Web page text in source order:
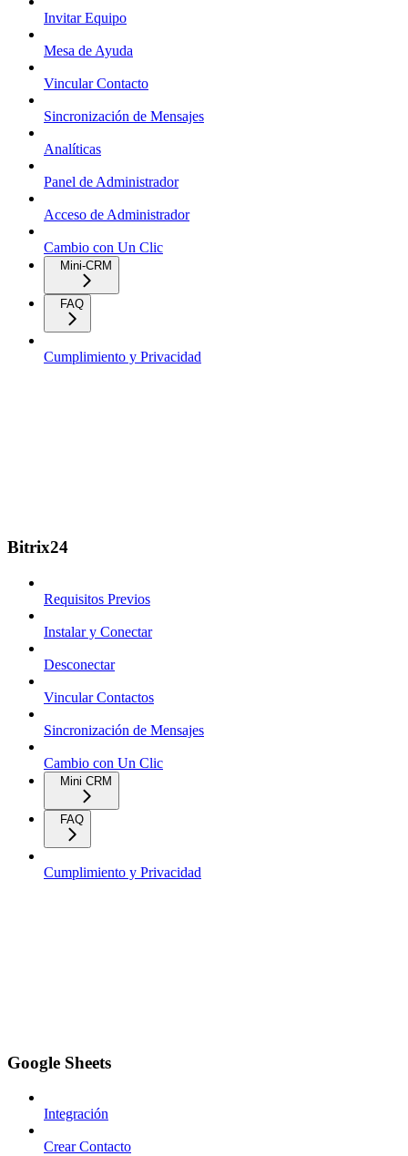
Invitar Equipo
Mesa de Ayuda
Vincular Contacto
Sincronización de Mensajes
Analíticas
Panel de Administrador
Acceso de Administrador
Cambio con Un Clic
Mini-CRM
FAQ
Cumplimiento y Privacidad
Bitrix24
Requisitos Previos
Instalar y Conectar
Desconectar
Vincular Contactos
Sincronización de Mensajes
Cambio con Un Clic
Mini CRM
FAQ
Cumplimiento y Privacidad
Google Sheets
Integración
Crear Contacto